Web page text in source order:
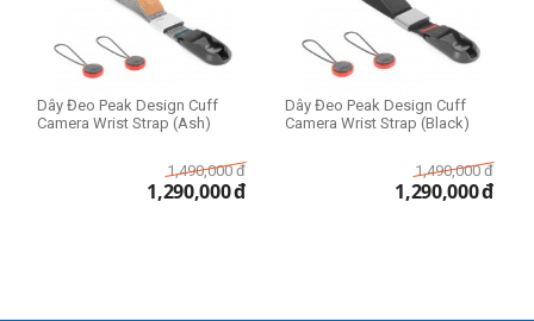
Dây Đeo Peak Design Cuff
Camera Wrist Strap (Ash)
1,490,000 đ
1,290,000đ
Dây Đeo Peak Design Cuff
Camera Wrist Strap (Black)
1,490,000 đ
1,290,000đ